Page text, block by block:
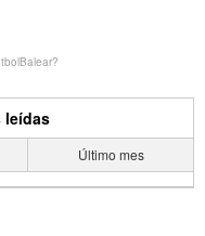
leídas
Último mes